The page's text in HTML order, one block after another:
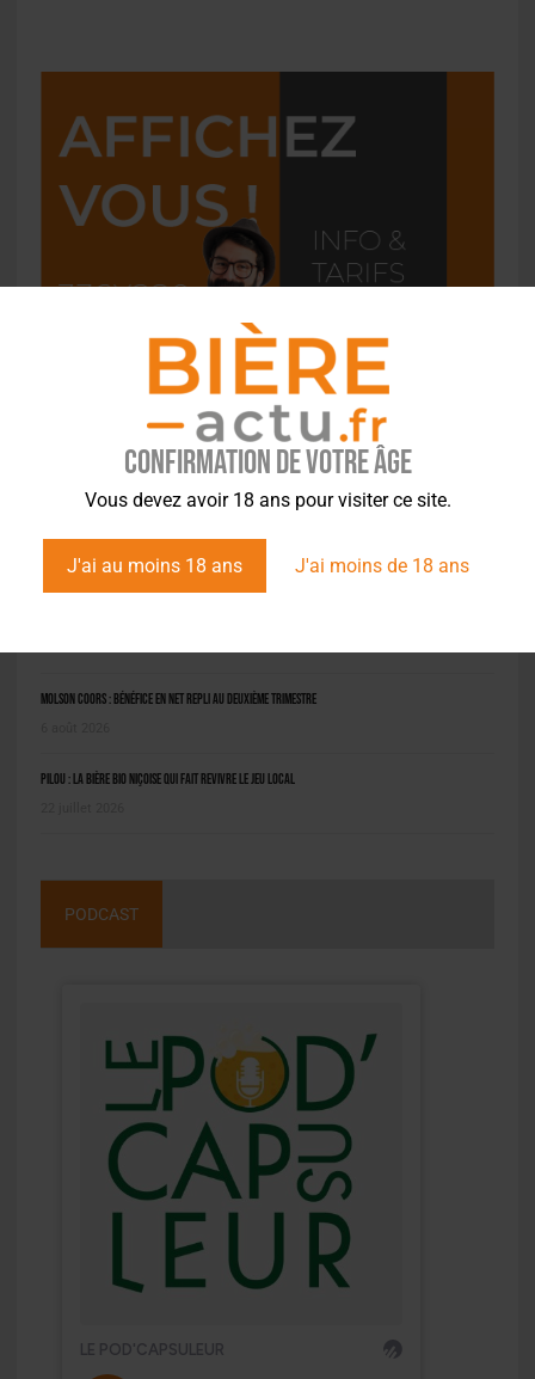
Confirmation de votre âge
Vous devez avoir 18 ans pour visiter ce site.
J'ai au moins 18 ans J'ai moins de 18 ans
L'ACTU EN BREF
Molson Coors : bénéfice en net repli au deuxième trimestre
Pilou : la bière bio niçoise qui fait revivre le jeu local
PODCAST